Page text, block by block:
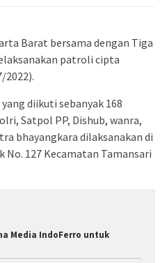
Barat bersama dengan Tiga
patroli cipta
2022).
diikuti sebanyak 168
Satpol PP, Dishub, wanra,
bhayangkara dilaksanakan di
No. 127 Kecamatan Tamansari
Media IndoFerro untuk